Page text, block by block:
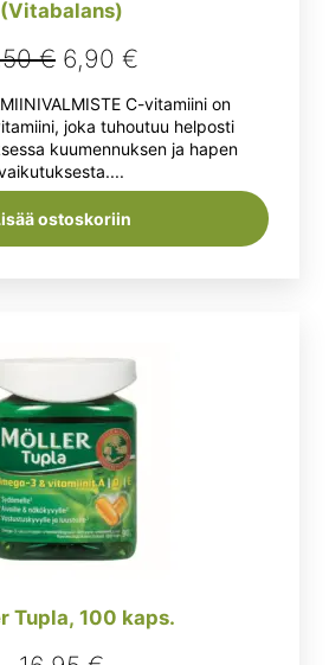
(Vitabalans)
€ Alkuperäinen
hinta
oli:
7,50 €.
6,90 €Nykyinen
hinta
on:
6,90 €.
C-vitamiini on
joka tuhoutuu helposti
kuumennuksen ja hapen
ostoskoriin
Tupla, 100 kaps.